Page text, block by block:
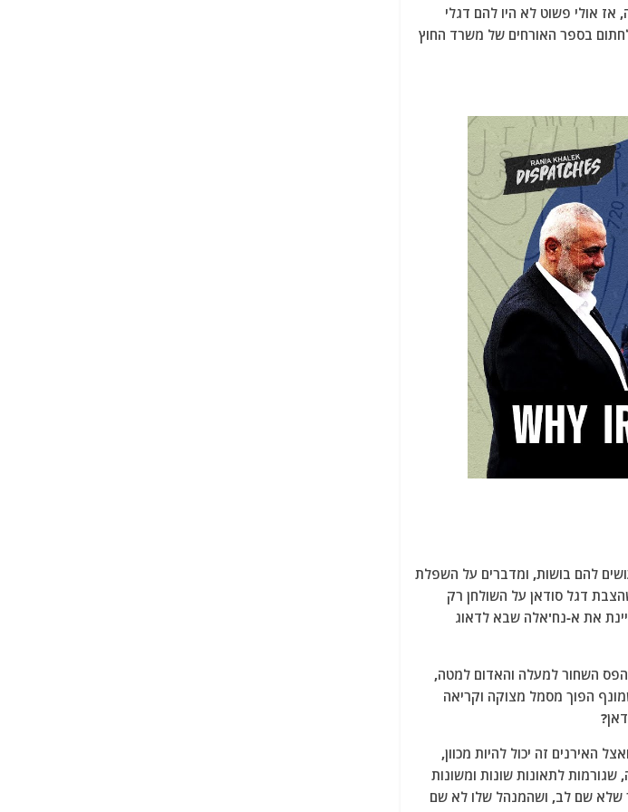
אולי פשוט לא היו להם דגלי
בספר האורחים של משרד החוץ
להם בושות, ומדברים על השפלת
דגל סודאן על השולחן רק
את א-נח'אלה שבא לדאוג
השחור למעלה והאדום למטה,
הפוך מסמל מצוקה וקריאה
האירנים זה יכול להיות מכוון,
שגורמות לתאונות שונות ומשונות
שלא שם לב, ושהמנהל שלו לא שם